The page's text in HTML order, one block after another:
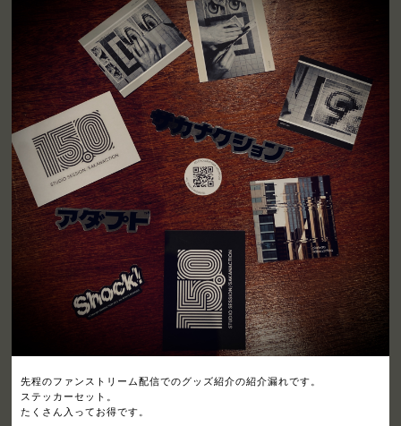
先程のファンストリーム配信でのグッズ紹介の紹介漏れです。
ステッカーセット。
たくさん入ってお得です。